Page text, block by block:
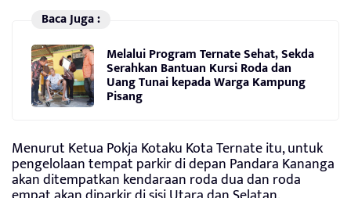
Baca Juga :
Melalui Program Ternate Sehat, Sekda
Serahkan Bantuan Kursi Roda dan
Uang Tunai kepada Warga Kampung
Pisang
Menurut Ketua Pokja Kotaku Kota Ternate itu, untuk
pengelolaan tempat parkir di depan Pandara Kananga
akan ditempatkan kendaraan roda dua dan roda